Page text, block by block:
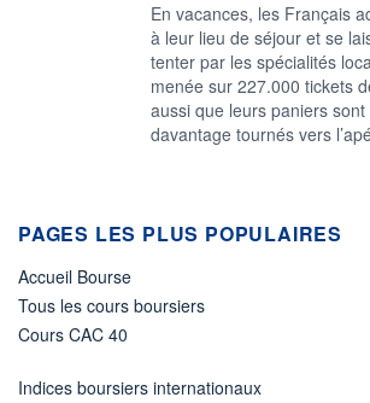
En vacances, les Français
à leur lieu de séjour et se
tenter par les spécialités
menée sur 227.000 tickets
aussi que leurs paniers
davantage tournés vers
PAGES LES PLUS POPULAIRES
Accueil Bourse
Tous les cours boursiers
Cours CAC 40
Indices boursiers internationaux